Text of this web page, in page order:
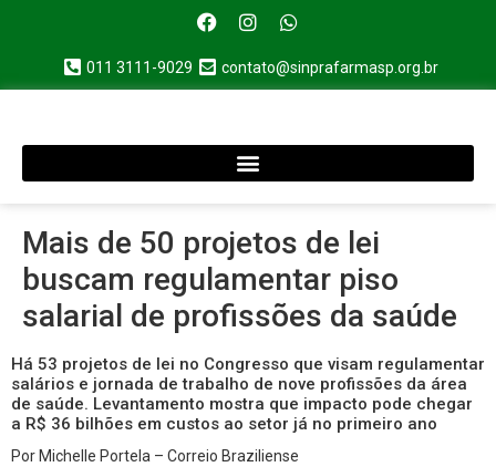
011 3111-9029 contato@sinprafarmasp.org.br
Mais de 50 projetos de lei
buscam regulamentar piso
salarial de profissões da saúde
Há 53 projetos de lei no Congresso que visam regulamentar
salários e jornada de trabalho de nove profissões da área
de saúde. Levantamento mostra que impacto pode chegar
a R$ 36 bilhões em custos ao setor já no primeiro ano
Por Michelle Portela – Correio Braziliense